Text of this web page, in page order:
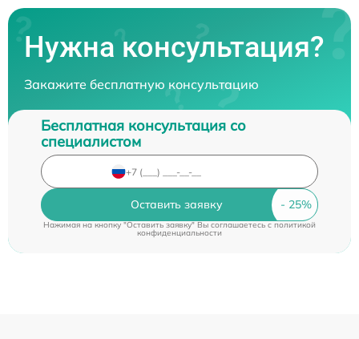
Нужна консультация?
Закажите бесплатную консультацию
Бесплатная консультация со
специалистом
Оставить заявку
Нажимая на кнопку "Оставить заявку" Вы соглашаетесь c политикой
конфиденциальности